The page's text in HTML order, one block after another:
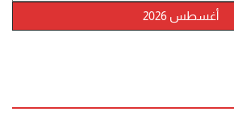
أغسطس 2026